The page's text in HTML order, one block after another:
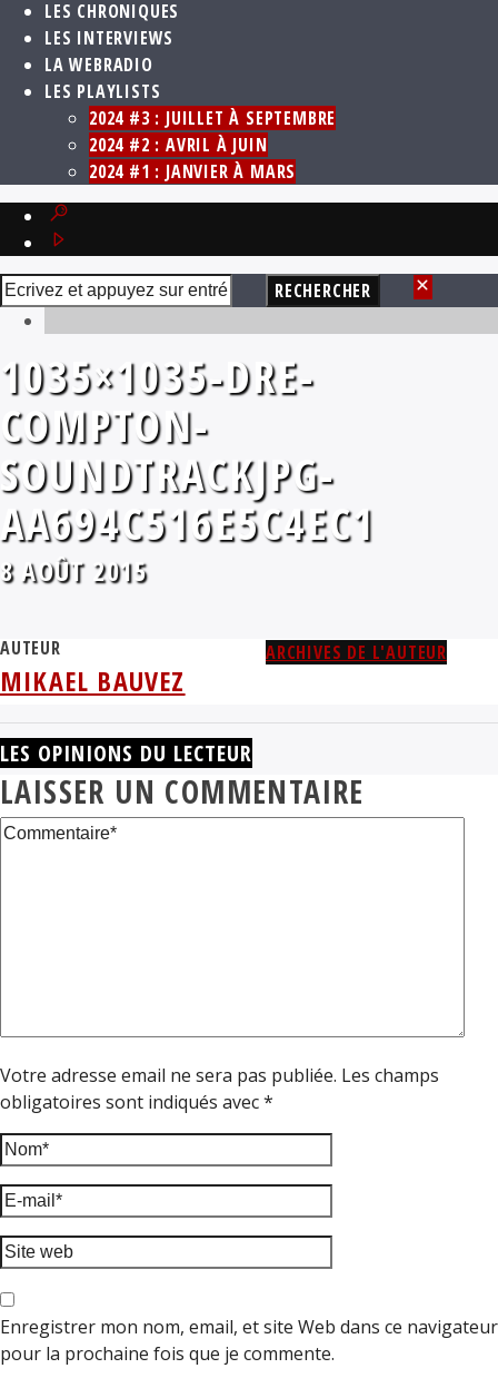
LES CHRONIQUES
LES INTERVIEWS
LA WEBRADIO
LES PLAYLISTS
2024 #3 : JUILLET À SEPTEMBRE
2024 #2 : AVRIL À JUIN
2024 #1 : JANVIER À MARS
1035×1035-DRE-
COMPTON-
SOUNDTRACKJPG-
AA694C516E5C4EC1
8 AOÛT 2015
AUTEUR
MIKAEL BAUVEZ
ARCHIVES DE L'AUTEUR
LES OPINIONS DU LECTEUR
LAISSER UN COMMENTAIRE
Votre adresse email ne sera pas publiée. Les champs
obligatoires sont indiqués avec *
Enregistrer mon nom, email, et site Web dans ce navigateur
pour la prochaine fois que je commente.